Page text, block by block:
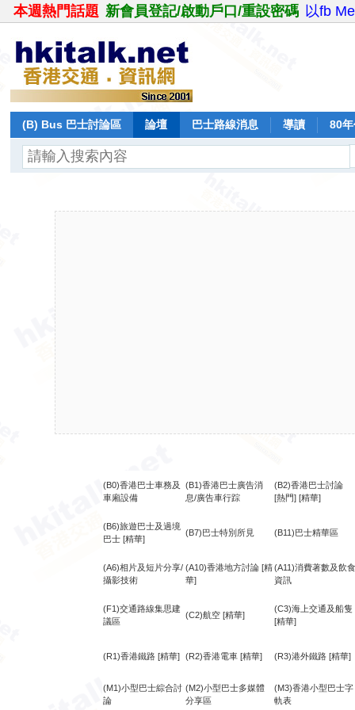
本週熱門話題 新會員登記/啟動戶口/重設密碼 以fb
(B) Bus 巴士討論區 論壇 巴士路線消息 導讀 80
(B0)香港巴士車務及
車廂設備
(B1)香港巴士廣告消
息/廣告車行踪
(B2)香港巴士討論
[熱門] [精華]
(B6)旅遊巴士及過境
巴士 [精華]
(B7)巴士特別所見 (B11)巴士精華區
(A6)相片及短片分享/
攝影技術
(A10)香港地方討論 [精
華]
(A11)消費著數及飲食
資訊
(F1)交通路線集思建
議區
(C2)航空 [精華]
(C3)海上交通及船隻
[精華]
(R1)香港鐵路 [精華] (R2)香港電車 [精華] (R3)港外鐵路 [精華]
(M1)小型巴士綜合討
論
(M2)小型巴士多媒體
分享區
(M3)香港小型巴士字
軌表